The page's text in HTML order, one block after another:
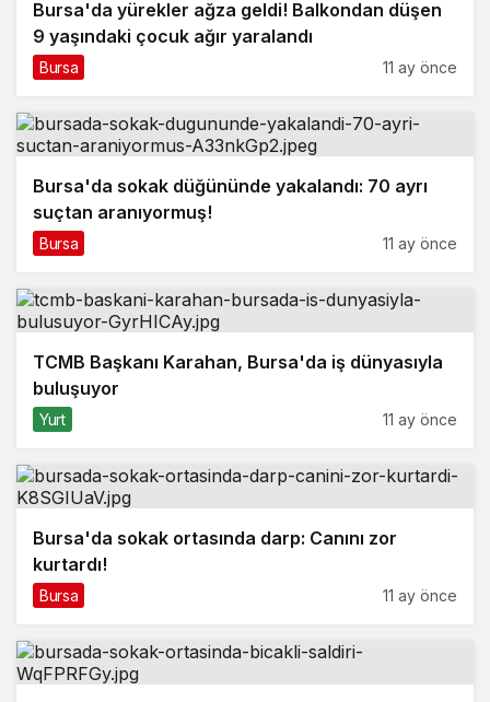
Bursa'da yürekler ağza geldi! Balkondan düşen
9 yaşındaki çocuk ağır yaralandı
Bursa 11 ay önce
Bursa'da sokak düğününde yakalandı: 70 ayrı
suçtan aranıyormuş!
Bursa 11 ay önce
TCMB Başkanı Karahan, Bursa'da iş dünyasıyla
buluşuyor
Yurt 11 ay önce
Bursa'da sokak ortasında darp: Canını zor
kurtardı!
Bursa 11 ay önce